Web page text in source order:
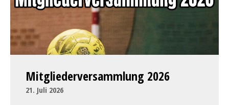
Mitgliederversammlung 2026
21. Juli 2026